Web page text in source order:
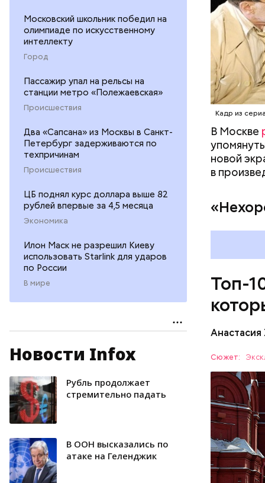
Московский школьник победил на
олимпиаде по искусственному
интеллекту
Город
Пассажир упал на рельсы на
станции метро «Полежаевская»
Происшествия
Два «Сапсана» из Москвы в Санкт-
Петербург задерживаются по
техпричинам
Происшествия
ЦБ поднял курс доллара выше 82
рублей впервые за 4,5 месяца
Экономика
Илон Маск не разрешил Киеву
использовать Starlink для ударов
по России
В мире
Новости Infox
Рубль продолжает
стремительно падать
В ООН высказались по
атаке на Геленджик
Кадр из
В Москве
новой
в
Топ-
Сюжет:
Красная
столицы.
чтобы
России. С
году
в состав
ОТДЫХ